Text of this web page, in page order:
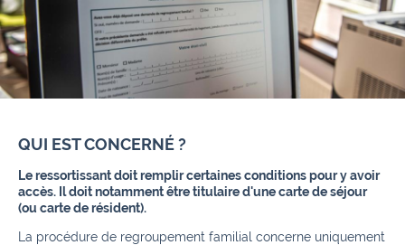
QUI EST CONCERNÉ ?
Le ressortissant doit remplir certaines conditions pour y avoir
accès. Il doit notamment être titulaire d'une carte de séjour
(ou carte de résident).
La procédure de regroupement familial concerne uniquement